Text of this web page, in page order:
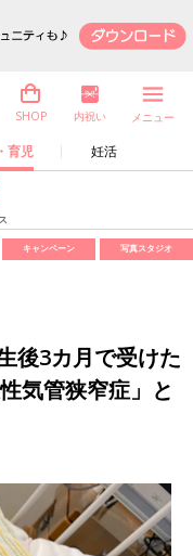
育児 妊活
SHOP 内祝い メニュー
キャンペーン 写真スタジオ
後3カ月で受けた
気管狭窄症」と